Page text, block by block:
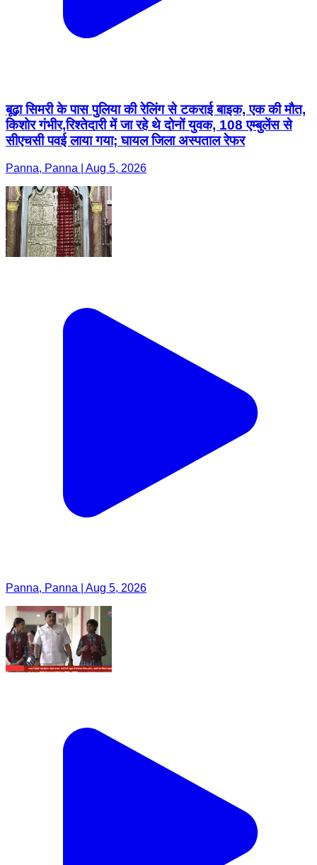
बूढ़ा सिमरी के पास पुलिया की रेलिंग से टकराई बाइक, एक की मौत,
किशोर गंभीर,रिश्तेदारी में जा रहे थे दोनों युवक, 108 एम्बुलेंस से
सीएचसी पवई लाया गया; घायल जिला अस्पताल रेफर
Panna, Panna | Aug 5, 2026
Panna, Panna | Aug 5, 2026